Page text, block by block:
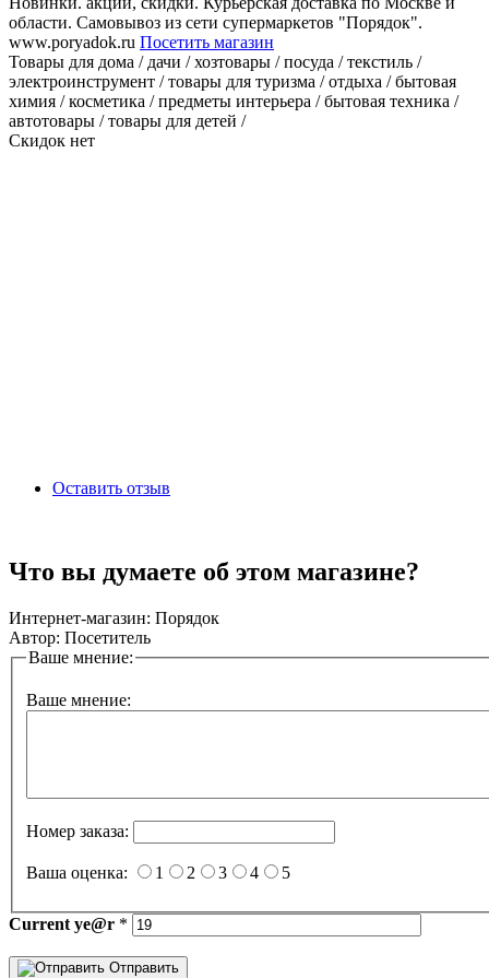
области. Самовывоз из сети супермаркетов "Порядок".
www.poryadok.ru Посетить магазин
Товары для дома / дачи / хозтовары / посуда / текстиль /
электроинструмент / товары для туризма / отдыха / бытовая
химия / косметика / предметы интерьера / бытовая техника /
автотовары / товары для детей /
Скидок нет
Оставить отзыв
Что вы думаете об этом магазине?
Интернет-магазин: Порядок
Автор: Посетитель
Ваше мнение:
Ваше мнение:
Номер заказа:
Ваша оценка: 1 2 3 4 5
Current ye@r *
Отправить